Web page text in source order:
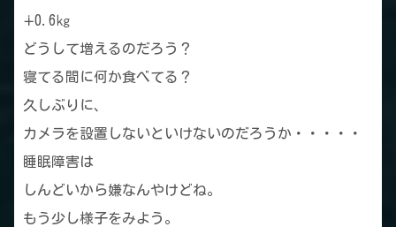
∔0.6㎏
どうして増えるのだろう？
寝てる間に何か食べてる？
久しぶりに、
カメラを設置しないといけないのだろうか・・・・・
睡眠障害は
しんどいから嫌なんやけどね。
もう少し様子をみよう。